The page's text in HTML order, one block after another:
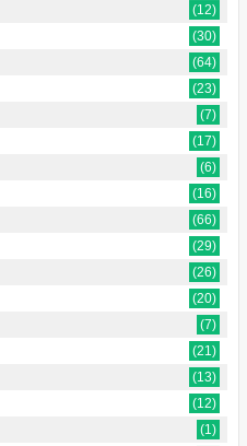
(12)
(30)
(64)
(23)
(7)
(17)
(6)
(16)
(66)
(29)
(26)
(20)
(7)
(21)
(13)
(12)
(1)